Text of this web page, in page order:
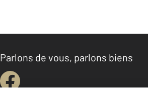
Parlons de vous, parlons biens